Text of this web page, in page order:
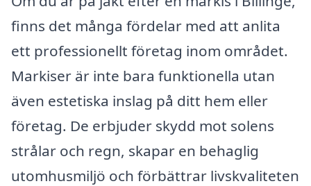
finns det många fördelar med att anlita
ett professionellt företag inom området.
Markiser är inte bara funktionella utan
även estetiska inslag på ditt hem eller
företag. De erbjuder skydd mot solens
strålar och regn, skapar en behaglig
utomhusmiljö och förbättrar livskvaliteten